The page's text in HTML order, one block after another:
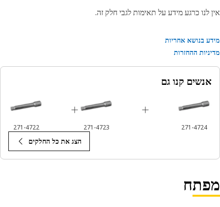
לנו כרגע מידע על תאימות לגבי חלק זה.
בנושא אחריות
ההחזרות
אנשים קנו גם
271-4724
271-4723
271-4722
הצג את כל החלקים